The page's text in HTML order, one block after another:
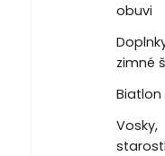
obuvi
zimné
Biatlon
Vosky,